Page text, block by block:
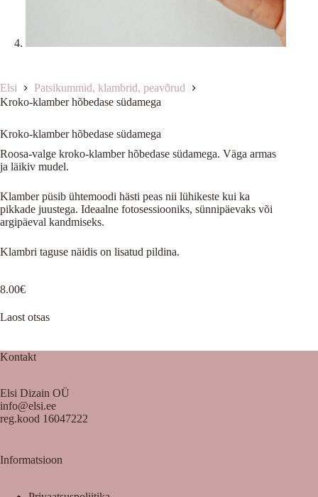
Elsi
Patsikummid, klambrid, peavõrud
Kroko-klamber hõbedase südamega
Kroko-klamber hõbedase südamega
Roosa-valge kroko-klamber hõbedase südamega. Väga armas
ja läikiv mudel.
Klamber püsib ühtemoodi hästi peas nii lühikeste kui ka
pikkade juustega. Ideaalne fotosessiooniks, sünnipäevaks või
argipäeval kandmiseks.
Klambri taguse näidis on lisatud pildina.
8.00€
Laost otsas
Kontakt
Elsi Dizain OÜ
info@elsi.ee
reg.kood 16047222
Informatsioon